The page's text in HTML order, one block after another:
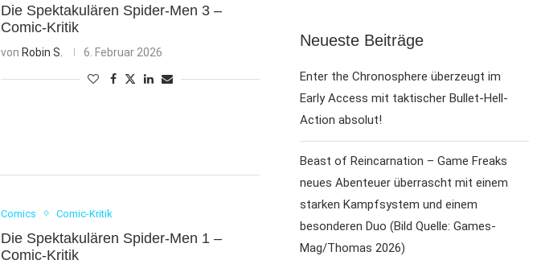
Die Spektakulären Spider-Men 3 –
Comic-Kritik
von Robin S. 6. Februar 2026
Comics Comic-Kritik
Die Spektakulären Spider-Men 1 –
Comic-Kritik
Neueste Beiträge
Enter the Chronosphere überzeugt im
Early Access mit taktischer Bullet-Hell-
Action absolut!
Beast of Reincarnation – Game Freaks
neues Abenteuer überrascht mit einem
starken Kampfsystem und einem
besonderen Duo (Bild Quelle: Games-
Mag/Thomas 2026)